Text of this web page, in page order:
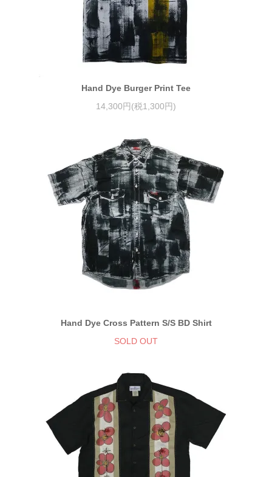
Hand Dye Burger Print Tee
14,300円(税1,300円)
Hand Dye Cross Pattern S/S BD Shirt
SOLD OUT